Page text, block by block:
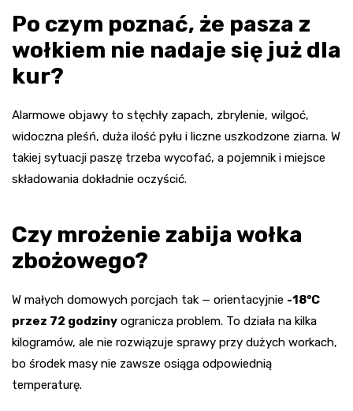
Po czym poznać, że pasza z
wołkiem nie nadaje się już dla
kur?
Alarmowe objawy to stęchły zapach, zbrylenie, wilgoć,
widoczna pleśń, duża ilość pyłu i liczne uszkodzone ziarna. W
takiej sytuacji paszę trzeba wycofać, a pojemnik i miejsce
składowania dokładnie oczyścić.
Czy mrożenie zabija wołka
zbożowego?
W małych domowych porcjach tak — orientacyjnie -18°C
przez 72 godziny ogranicza problem. To działa na kilka
kilogramów, ale nie rozwiązuje sprawy przy dużych workach,
bo środek masy nie zawsze osiąga odpowiednią
temperaturę.